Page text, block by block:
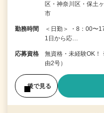
区・神奈川区・保土
市
勤務時間
＜日勤＞ ・8：00〜
1日から応…
応募資格
無資格・未経験OK
由2号）
後で見る